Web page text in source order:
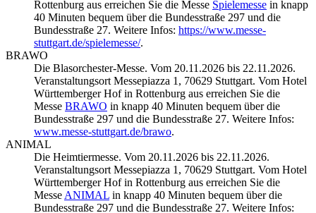
Rottenburg aus erreichen Sie die Messe Spielemesse in knapp
40 Minuten bequem über die Bundesstraße 297 und die
Bundesstraße 27. Weitere Infos: https://www.messe-
stuttgart.de/spielemesse/.
BRAWO
Die Blasorchester-Messe. Vom 20.11.2026 bis 22.11.2026.
Veranstaltungsort Messepiazza 1, 70629 Stuttgart. Vom Hotel
Württemberger Hof in Rottenburg aus erreichen Sie die
Messe BRAWO in knapp 40 Minuten bequem über die
Bundesstraße 297 und die Bundesstraße 27. Weitere Infos:
www.messe-stuttgart.de/brawo.
ANIMAL
Die Heimtiermesse. Vom 20.11.2026 bis 22.11.2026.
Veranstaltungsort Messepiazza 1, 70629 Stuttgart. Vom Hotel
Württemberger Hof in Rottenburg aus erreichen Sie die
Messe ANIMAL in knapp 40 Minuten bequem über die
Bundesstraße 297 und die Bundesstraße 27. Weitere Infos: